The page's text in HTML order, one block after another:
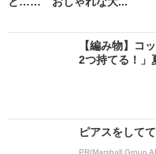
【編み物】コ
2つ持てる！」
ピアスをして
PR(Marshall Group